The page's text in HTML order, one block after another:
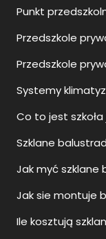
Punkt
Przedszkole
Przedszkole
Systemy
Co to jest szkoła
Szklane
Jak myć szklane
Jak sie montuje
Ile kosztują